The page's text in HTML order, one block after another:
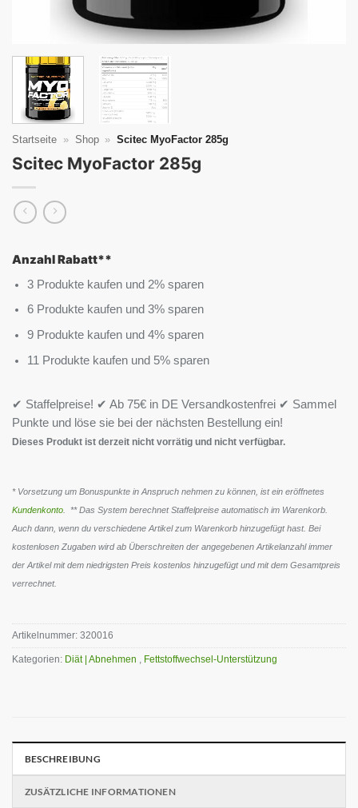
Startseite » Shop » Scitec MyoFactor 285g
Scitec MyoFactor 285g
Anzahl Rabatt**
3 Produkte kaufen und 2% sparen
6 Produkte kaufen und 3% sparen
9 Produkte kaufen und 4% sparen
11 Produkte kaufen und 5% sparen
✔ Staffelpreise! ✔ Ab 75€ in DE Versandkostenfrei ✔ Sammel
Punkte und löse sie bei der nächsten Bestellung ein!
Dieses Produkt ist derzeit nicht vorrätig und nicht verfügbar.
* Vorsetzung um Bonuspunkte in Anspruch nehmen zu können, ist ein eröffnetes
Kundenkonto . ** Das System berechnet Staffelpreise automatisch im Warenkorb.
Auch dann, wenn du verschiedene Artikel zum Warenkorb hinzugefügt hast. Bei
kostenlosen Zugaben wird ab Überschreiten der angegebenen Artikelanzahl immer
der Artikel mit dem niedrigsten Preis kostenlos hinzugefügt und mit dem Gesamtpreis
verrechnet.
Artikelnummer: 320016
Kategorien: Diät | Abnehmen Fettstoffwechsel-Unterstützung
BESCHREIBUNG
ZUSÄTZLICHE INFORMATIONEN